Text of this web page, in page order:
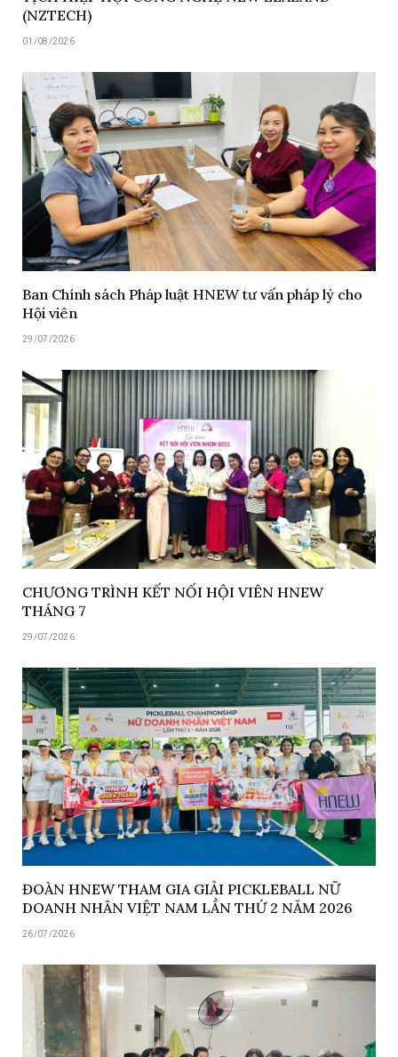
(NZTECH)
01/08/2026
Ban Chính sách Pháp luật HNEW tư vấn pháp lý cho
Hội viên
29/07/2026
CHƯƠNG TRÌNH KẾT NỐI HỘI VIÊN HNEW
THÁNG 7
29/07/2026
ĐOÀN HNEW THAM GIA GIẢI PICKLEBALL NỮ
DOANH NHÂN VIỆT NAM LẦN THỨ 2 NĂM 2026
26/07/2026